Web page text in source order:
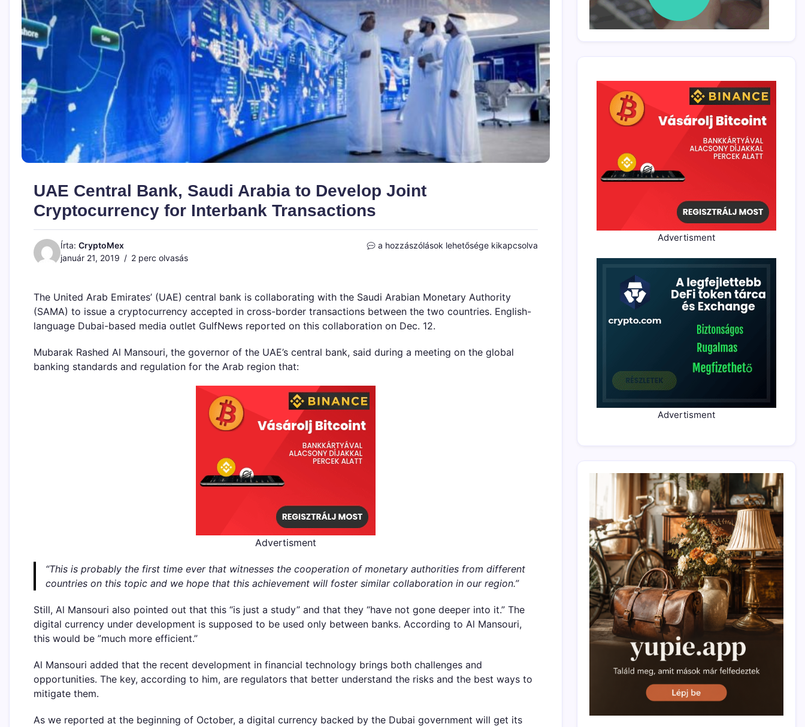
UAE Central Bank, Saudi Arabia to Develop Joint
Cryptocurrency for Interbank Transactions
Írta: CryptoMex
január 21, 2019
2 perc olvasás
UAE
Arabia
to
Develop
Joint
for
a hozzászólások lehetősége kikapcsolva
The United Arab Emirates’ (UAE) central bank is collaborating with the Saudi Arabian Monetary Authority
(SAMA) to issue a cryptocurrency accepted in cross-border transactions between the two countries. English-
language Dubai-based media outlet GulfNews reported on this collaboration on Dec. 12.
Mubarak Rashed Al Mansouri, the governor of the UAE’s central bank, said during a meeting on the global
banking standards and regulation for the Arab region that:
Advertisment
“This is probably the first time ever that witnesses the cooperation of monetary authorities from different
countries on this topic and we hope that this achievement will foster similar collaboration in our region.”
Still, Al Mansouri also pointed out that this “is just a study” and that they “have not gone deeper into it.” The
digital currency under development is supposed to be used only between banks. According to Al Mansouri,
this would be ”much more efficient.”
Al Mansouri added that the recent development in financial technology brings both challenges and
opportunities. The key, according to him, are regulators that better understand the risks and the best ways to
mitigate them.
As we reported at the beginning of October, a digital currency backed by the Dubai government will get its
Advertisment
Advertisment